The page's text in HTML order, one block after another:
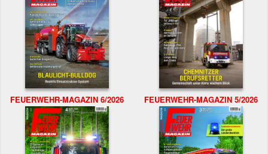
FEUERWEHR-MAGAZIN 6/2026 FEUERWEHR-MAGAZIN 5/2026